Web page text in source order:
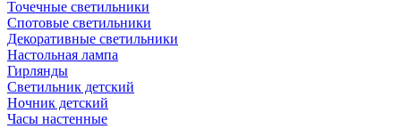
Точечные светильники
Спотовые светильники
Декоративные светильники
Настольная лампа
Гирлянды
Светильник детский
Ночник детский
Часы настенные